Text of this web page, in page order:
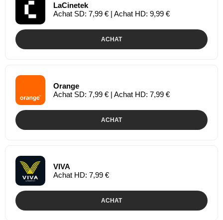
LaCinetek
Achat SD: 7,99 € | Achat HD: 9,99 €
ACHAT
Orange
Achat SD: 7,99 € | Achat HD: 7,99 €
ACHAT
VIVA
Achat HD: 7,99 €
ACHAT